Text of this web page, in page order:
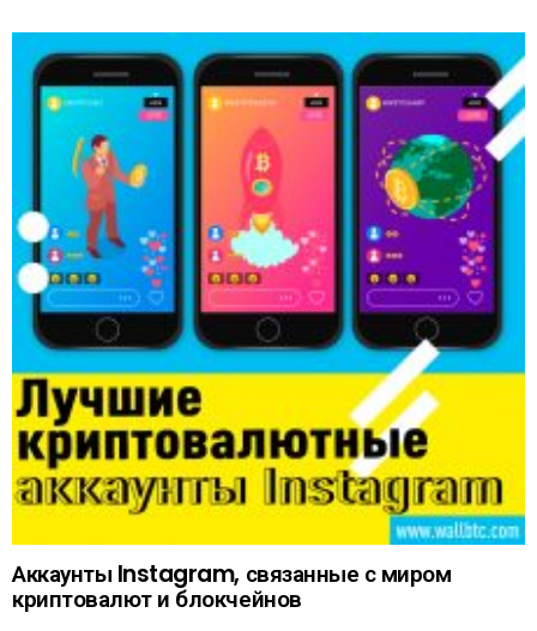
Аккаунты Instagram, связанные с миром
криптовалют и блокчейнов